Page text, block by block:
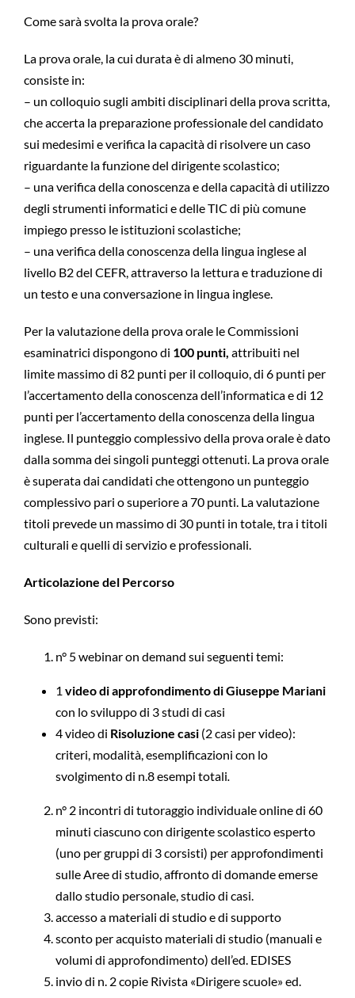
Come sarà svolta la prova orale?
La prova orale, la cui durata è di almeno 30 minuti,
consiste in:
– un colloquio sugli ambiti disciplinari della prova scritta,
che accerta la preparazione professionale del candidato
sui medesimi e verifica la capacità di risolvere un caso
riguardante la funzione del dirigente scolastico;
– una verifica della conoscenza e della capacità di utilizzo
degli strumenti informatici e delle TIC di più comune
impiego presso le istituzioni scolastiche;
– una verifica della conoscenza della lingua inglese al
livello B2 del CEFR, attraverso la lettura e traduzione di
un testo e una conversazione in lingua inglese.
Per la valutazione della prova orale le Commissioni
esaminatrici dispongono di 100 punti, attribuiti nel
limite massimo di 82 punti per il colloquio, di 6 punti per
l’accertamento della conoscenza dell’informatica e di 12
punti per l’accertamento della conoscenza della lingua
inglese. Il punteggio complessivo della prova orale è dato
dalla somma dei singoli punteggi ottenuti. La prova orale
è superata dai candidati che ottengono un punteggio
complessivo pari o superiore a 70 punti. La valutazione
titoli prevede un massimo di 30 punti in totale, tra i titoli
culturali e quelli di servizio e professionali.
Articolazione del Percorso
Sono previsti:
n° 5 webinar on demand sui seguenti temi:
1 video di approfondimento di Giuseppe Mariani
con lo sviluppo di 3 studi di casi
4 video di Risoluzione casi(2 casi per video):
criteri, modalità, esemplificazioni con lo
svolgimento di n.8 esempi totali.
n° 2 incontri di tutoraggio individuale online di 60
minuti ciascuno con dirigente scolastico esperto
(uno per gruppi di 3 corsisti) per approfondimenti
sulle Aree di studio, affronto di domande emerse
dallo studio personale, studio di casi.
accesso a materiali di studio e di supporto
sconto per acquisto materiali di studio (manuali e
volumi di approfondimento) dell’ed. EDISES
invio di n. 2 copie Rivista «Dirigere scuole» ed.